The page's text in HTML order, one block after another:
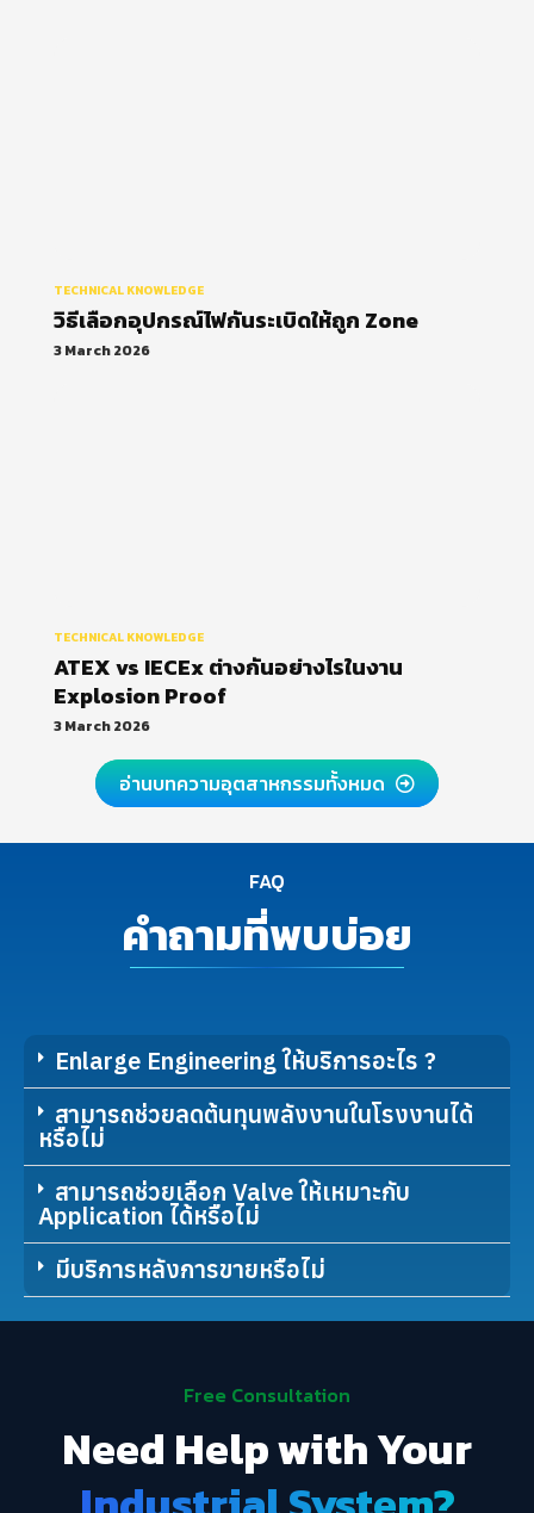
TECHNICAL KNOWLEDGE
วิธีเลือกอุปกรณ์ไฟกันระเบิดให้ถูก Zone
3 March 2026
TECHNICAL KNOWLEDGE
ATEX vs IECEx ต่างกันอย่างไรในงาน
Explosion Proof
3 March 2026
อ่านบทความอุตสาหกรรมทั้งหมด
FAQ
คำถามที่พบบ่อย
Enlarge Engineering ให้บริการอะไร ?
สามารถช่วยลดต้นทุนพลังงานในโรงงานได้
หรือไม่
สามารถช่วยเลือก Valve ให้เหมาะกับ
Application ได้หรือไม่
มีบริการหลังการขายหรือไม่
Free Consultation
Need Help with Your